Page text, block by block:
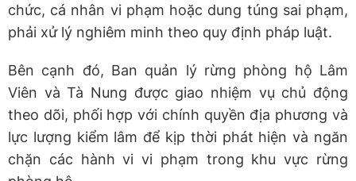
chức, cá nhân vi phạm hoặc dung túng sai phạm,
phải xử lý nghiêm minh theo quy định pháp luật.
Bên cạnh đó, Ban quản lý rừng phòng hộ Lâm
Viên và Tà Nung được giao nhiệm vụ chủ động
theo dõi, phối hợp với chính quyền địa phương và
lực lượng kiểm lâm để kịp thời phát hiện và ngăn
chặn các hành vi vi phạm trong khu vực rừng